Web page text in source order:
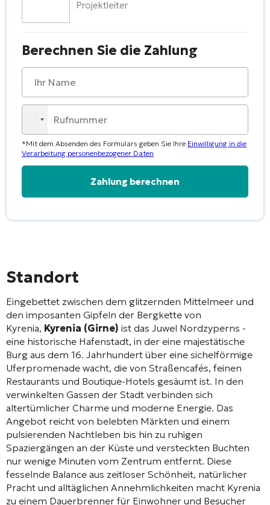
Projektleiter
Berechnen Sie die Zahlung
*Mit dem Absenden des Formulars geben Sie Ihre Einwilligung in die
Verarbeitung personenbezogener Daten
Standort
Eingebettet zwischen dem glitzernden Mittelmeer und
den imposanten Gipfeln der Bergkette von
Kyrenia, Kyrenia (Girne) ist das Juwel Nordzyperns -
eine historische Hafenstadt, in der eine majestätische
Burg aus dem 16. Jahrhundert über eine sichelförmige
Uferpromenade wacht, die von Straßencafés, feinen
Restaurants und Boutique-Hotels gesäumt ist. In den
verwinkelten Gassen der Stadt verbinden sich
altertümlicher Charme und moderne Energie. Das
Angebot reicht von belebten Märkten und einem
pulsierenden Nachtleben bis hin zu ruhigen
Spaziergängen an der Küste und versteckten Buchten
nur wenige Minuten vom Zentrum entfernt. Diese
fesselnde Balance aus zeitloser Schönheit, natürlicher
Pracht und alltäglichen Annehmlichkeiten macht Kyrenia
zu einem Dauerbrenner für Einwohner und Besucher